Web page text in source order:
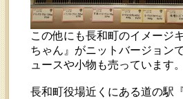
この他にも長和町のイメージ
ちゃん』がニットバージョン
ュースや小物も売っています。
長和町役場近くにある道の駅